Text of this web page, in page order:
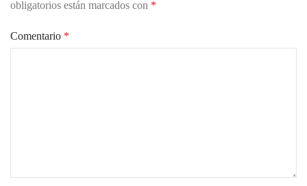
obligatorios están marcados con *
Comentario *